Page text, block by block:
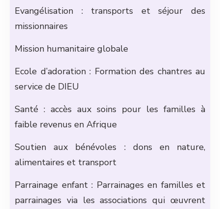
Evangélisation : transports et séjour des
missionnaires
Mission humanitaire globale
Ecole d’adoration : Formation des chantres au
service de DIEU
Santé : accès aux soins pour les familles à
faible revenus en Afrique
Soutien aux bénévoles : dons en nature,
alimentaires et transport
Parrainage enfant : Parrainages en familles et
parrainages via les associations qui œuvrent